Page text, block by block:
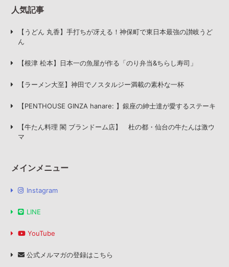
人気記事
【うどん 丸香】手打ちが冴える！神保町で東日本最強の讃岐うど
ん
【根津 松本】日本一の魚屋が作る「のり弁当&ちらし寿司」
【ラーメン大至】神田でノスタルジー満載の素朴な一杯
【PENTHOUSE GINZA hanare: 】銀座の紳士達が愛するステーキ
【牛たん料理 閣 ブランドーム店】 杜の都・仙台の牛たんは激ウ
マ
メインメニュー
Instagram
LINE
YouTube
公式メルマガの登録はこちら